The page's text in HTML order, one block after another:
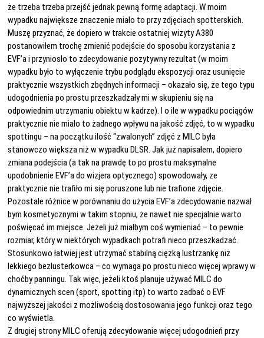
że trzeba trzeba przejść jednak pewną formę adaptacji. W moim
wypadku największe znaczenie miało to przy zdjęciach spotterskich.
Muszę przyznać, że dopiero w trakcie ostatniej wizyty A380
postanowiłem trochę zmienić podejście do sposobu korzystania z
EVF’a i przyniosło to zdecydowanie pozytywny rezultat (w moim
wypadku było to wyłączenie trybu podglądu ekspozycji oraz usunięcie
praktycznie wszystkich zbędnych informacji – okazało się, że tego typu
udogodnienia po prostu przeszkadzały mi w skupieniu się na
odpowiednim utrzymaniu obiektu w kadrze). I o ile w wypadku pociągów
praktycznie nie miało to żadnego wpływu na jakość zdjęć, to w wypadku
spottingu – na początku ilość “zwalonych” zdjęć z MILC była
stanowczo większa niż w wypadku DLSR. Jak już napisałem, dopiero
zmiana podejścia (a tak na prawdę to po prostu maksymalne
upodobnienie EVF’a do wizjera optycznego) spowodowały, ze
praktycznie nie trafiło mi się poruszone lub nie trafione zdjęcie.
Pozostałe różnice w porównaniu do użycia EVF’a zdecydowanie nazwał
bym kosmetycznymi w takim stopniu, że nawet nie specjalnie warto
poświęcać im miejsce. Jeżeli już miałbym coś wymieniać – to pewnie
rozmiar, który w niektórych wypadkach potrafi nieco przeszkadzać.
Stosunkowo łatwiej jest utrzymać stabilną ciężką lustrzankę niż
lekkiego bezlusterkowca – co wymaga po prostu nieco więcej wprawy w
choćby panningu. Tak więc, jeżeli ktoś planuje używać MILC do
dynamicznych scen (sport, spotting itp) to warto zadbać o EVF
najwyższej jakości z możliwością dostosowania jego funkcji oraz tego
co wyświetla.
Z drugiej strony MILC oferują zdecydowanie więcej udogodnień przy